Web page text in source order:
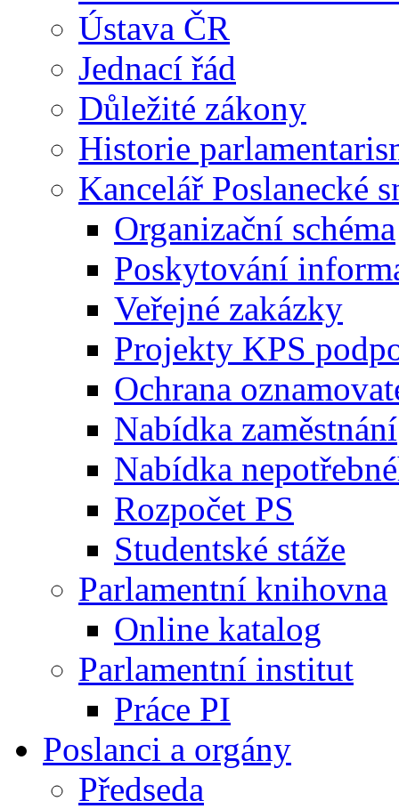
Ústava ČR
Jednací řád
Důležité zákony
Historie
Kancelář Poslanecké
Organizační schéma
Poskytování
Veřejné zakázky
Projekty KPS
Ochrana
Nabídka zaměstnání
Nabídka
Rozpočet PS
Studentské stáže
Parlamentní knihovna
Online katalog
Parlamentní institut
Práce PI
Poslanci a orgány
Předseda